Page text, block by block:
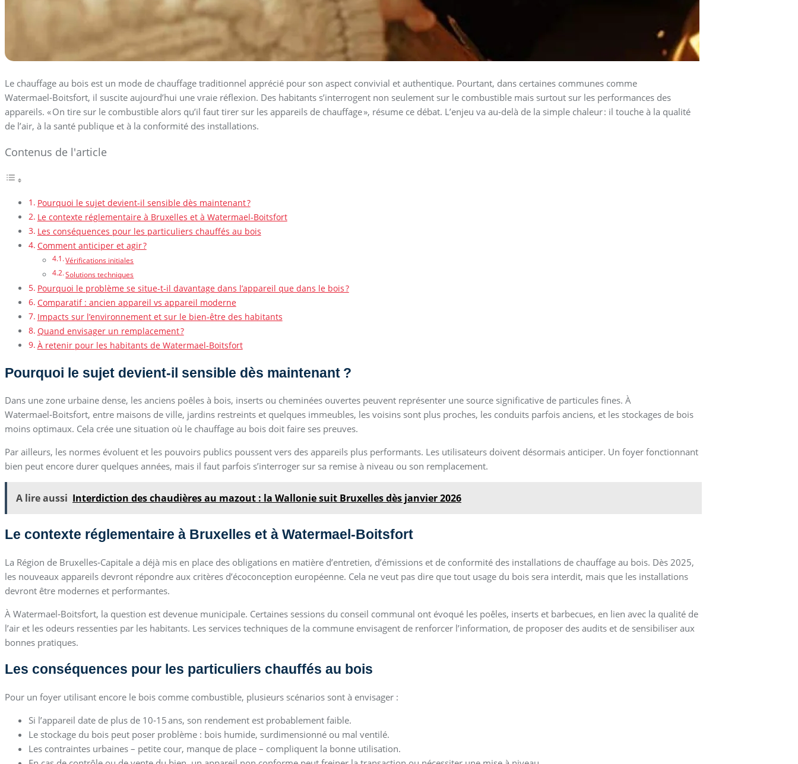
Le chauffage au bois est un mode de chauffage traditionnel apprécié pour son aspect convivial et authentique. Pourtant, dans certaines communes comme
Watermael‑Boitsfort, il suscite aujourd’hui une vraie réflexion. Des habitants s’interrogent non seulement sur le combustible mais surtout sur les performances des
appareils. « On tire sur le combustible alors qu’il faut tirer sur les appareils de chauffage », résume ce débat. L’enjeu va au‑delà de la simple chaleur : il touche à la qualité
de l’air, à la santé publique et à la conformité des installations.
Contenus de l'article
Pourquoi le sujet devient‑il sensible dès maintenant ?
Le contexte réglementaire à Bruxelles et à Watermael‑Boitsfort
Les conséquences pour les particuliers chauffés au bois
Comment anticiper et agir ?
Vérifications initiales
Solutions techniques
Pourquoi le problème se situe‑t‑il davantage dans l’appareil que dans le bois ?
Comparatif : ancien appareil vs appareil moderne
Impacts sur l’environnement et sur le bien‑être des habitants
Quand envisager un remplacement ?
À retenir pour les habitants de Watermael‑Boitsfort
Pourquoi le sujet devient‑il sensible dès maintenant ?
Dans une zone urbaine dense, les anciens poêles à bois, inserts ou cheminées ouvertes peuvent représenter une source significative de particules fines. À
Watermael‑Boitsfort, entre maisons de ville, jardins restreints et quelques immeubles, les voisins sont plus proches, les conduits parfois anciens, et les stockages de bois
moins optimaux. Cela crée une situation où le chauffage au bois doit faire ses preuves.
Par ailleurs, les normes évoluent et les pouvoirs publics poussent vers des appareils plus performants. Les utilisateurs doivent désormais anticiper. Un foyer fonctionnant
bien peut encore durer quelques années, mais il faut parfois s’interroger sur sa remise à niveau ou son remplacement.
A lire aussi Interdiction des chaudières au mazout : la Wallonie suit Bruxelles dès janvier 2026
Le contexte réglementaire à Bruxelles et à Watermael‑Boitsfort
La Région de Bruxelles‑Capitale a déjà mis en place des obligations en matière d’entretien, d’émissions et de conformité des installations de chauffage au bois. Dès 2025,
les nouveaux appareils devront répondre aux critères d’écoconception européenne. Cela ne veut pas dire que tout usage du bois sera interdit, mais que les installations
devront être modernes et performantes.
À Watermael‑Boitsfort, la question est devenue municipale. Certaines sessions du conseil communal ont évoqué les poêles, inserts et barbecues, en lien avec la qualité de
l’air et les odeurs ressenties par les habitants. Les services techniques de la commune envisagent de renforcer l’information, de proposer des audits et de sensibiliser aux
bonnes pratiques.
Les conséquences pour les particuliers chauffés au bois
Pour un foyer utilisant encore le bois comme combustible, plusieurs scénarios sont à envisager :
Si l’appareil date de plus de 10‑15 ans, son rendement est probablement faible.
Le stockage du bois peut poser problème : bois humide, surdimensionné ou mal ventilé.
Les contraintes urbaines – petite cour, manque de place – compliquent la bonne utilisation.